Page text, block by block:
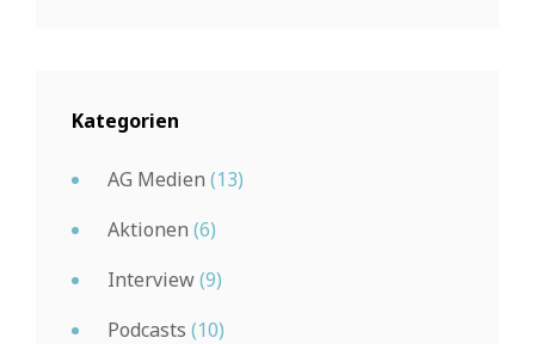
Kategorien
AG Medien (13)
Aktionen (6)
Interview(9)
Podcasts (10)